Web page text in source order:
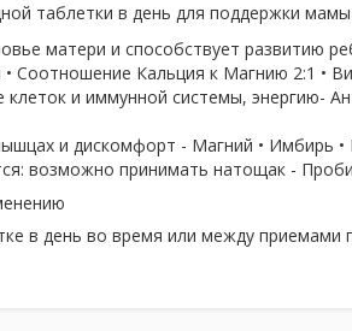
таблетки в день для поддержки
матери и способствует развитию
Соотношение Кальция к Магнию 2:1 •
клеток и иммунной системы, энергию-
и дискомфорт - Магний • Имбирь •
возможно принимать натощак -
в день во время или между